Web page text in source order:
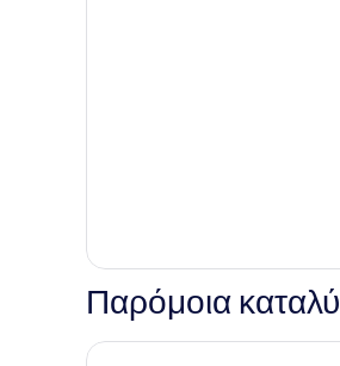
Παρόμοια
Hompton by the Beach